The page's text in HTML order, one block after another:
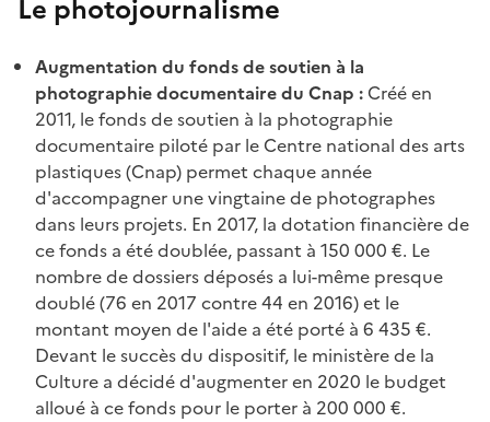
Le photojournalisme
Augmentation du fonds de soutien à la
photographie documentaire du Cnap : Créé en
2011, le fonds de soutien à la photographie
documentaire piloté par le Centre national des arts
plastiques (Cnap) permet chaque année
d'accompagner une vingtaine de photographes
dans leurs projets. En 2017, la dotation financière de
ce fonds a été doublée, passant à 150 000 €. Le
nombre de dossiers déposés a lui-même presque
doublé (76 en 2017 contre 44 en 2016) et le
montant moyen de l'aide a été porté à 6 435 €.
Devant le succès du dispositif, le ministère de la
Culture a décidé d'augmenter en 2020 le budget
alloué à ce fonds pour le porter à 200 000 €.